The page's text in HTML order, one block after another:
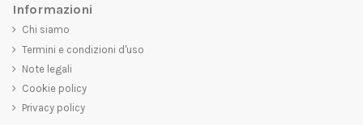
Informazioni
Chi siamo
Termini e condizioni d'uso
Note legali
Cookie policy
Privacy policy